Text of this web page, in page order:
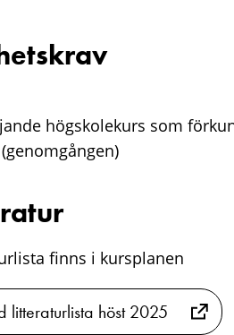
högskolekurs som
finns i kursplanen
litteraturlista höst 2025